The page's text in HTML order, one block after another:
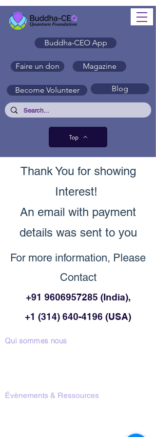
Faire un don Magazine
Become Volunteer Blog
Top
Buddha-CEO App
Thank You for showing
Interest!
An email with payment
details was sent to you
For more information, Please
Contact
+91 9606957285 (India),
+1 (314) 640-4196 (USA)
Qui sommes nous
Évènements & Ressources